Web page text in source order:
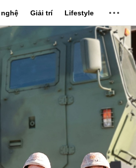
Giải trí Lifestyle